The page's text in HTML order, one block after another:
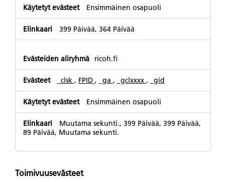
Ensimmäinen osapuoli
399 Päivää, 364 Päivää
ricoh.fi
_clsk , FPID , _ga , _gclxxxx , _gid
Ensimmäinen osapuoli
Muutama sekunti., 399 Päivää, 399 Päivää,
89 Päivää, Muutama sekunti.
Toimivuusevästeet